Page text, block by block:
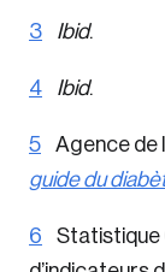
3 Ibid.
4 Ibid.
5 Agence de
guide du
6 Statistique